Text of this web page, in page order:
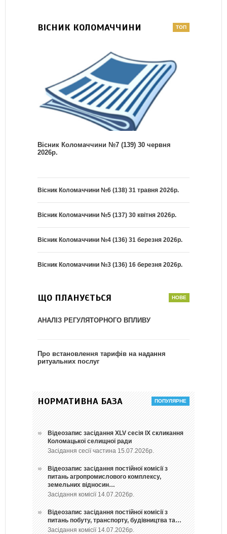
ВІСНИК КОЛОМАЧЧИНИ
Вісник Коломаччини №7 (139) 30 червня
2026р.
Вісник Коломаччини №6 (138) 31 травня 2026р.
Вісник Коломаччини №5 (137) 30 квітня 2026р.
Вісник Коломаччини №4 (136) 31 березня 2026р.
Вісник Коломаччини №3 (136) 16 березня 2026р.
ЩО ПЛАНУЄТЬСЯ
АНАЛІЗ РЕГУЛЯТОРНОГО ВПЛИВУ
Про встановлення тарифів на надання
ритуальних послуг
НОРМАТИВНА БАЗА
Відеозапис засідання ХLV сесія ІХ скликання
Коломацької селищної ради
Засідання сесії частина 15.07.2026р.
Відеозапис засідання постійної комісії з
питань агропромислового комплексу,
земельних відносин…
Засідання комісії 14.07.2026р.
Відеозапис засідання постійної комісії з
питань побуту, транспорту, будівництва та…
Засідання комісії 14.07.2026р.